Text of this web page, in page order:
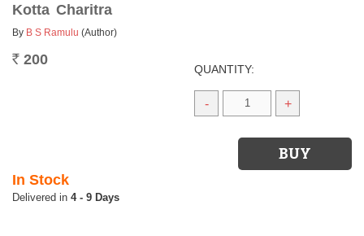
Kotta Charitra
By B S Ramulu (Author)
Rs. 200
QUANTITY:
- +
In Stock
4 - 9 Days